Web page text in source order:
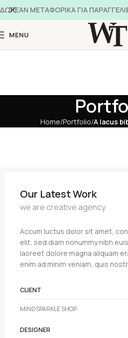
MENU
Home Portfolio A lacus
Our Latest Work
we are creative agency
Accum luctus dolor sit amet,
elit, sed diam nonummy nibh
laoreet dolore magna aliquam
enim ad minim veniam, quis
CLIENT
MINDSPARKLE SHOP
DESIGNER
ΔΩΡΕΑΝ ΜΕΤΑΦΟΡΙΚΑ ΓΙΑ